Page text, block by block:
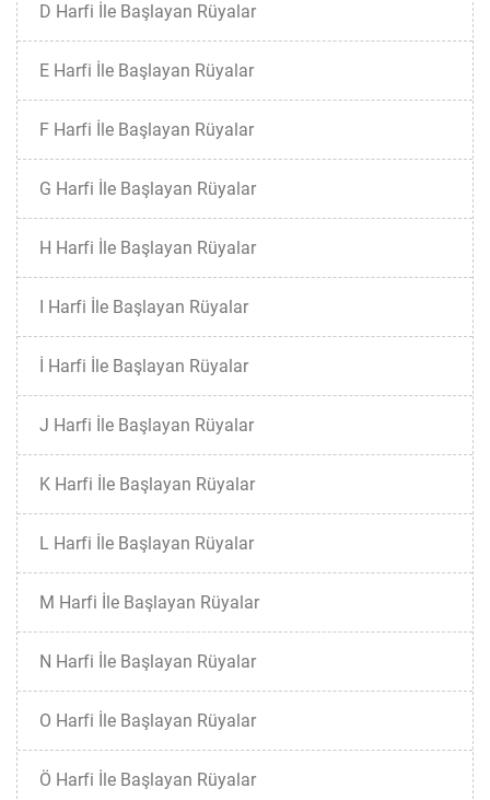
D Harfi İle Başlayan Rüyalar
E Harfi İle Başlayan Rüyalar
F Harfi İle Başlayan Rüyalar
G Harfi İle Başlayan Rüyalar
H Harfi İle Başlayan Rüyalar
I Harfi İle Başlayan Rüyalar
İ Harfi İle Başlayan Rüyalar
J Harfi İle Başlayan Rüyalar
K Harfi İle Başlayan Rüyalar
L Harfi İle Başlayan Rüyalar
M Harfi İle Başlayan Rüyalar
N Harfi İle Başlayan Rüyalar
O Harfi İle Başlayan Rüyalar
Ö Harfi İle Başlayan Rüyalar